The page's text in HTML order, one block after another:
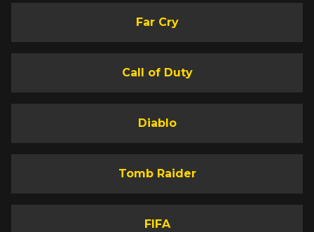
Far Cry
Call of Duty
Diablo
Tomb Raider
FIFA